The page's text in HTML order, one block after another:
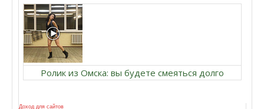
Ролик из Омска: вы будете смеяться долго
Доход для сайтов